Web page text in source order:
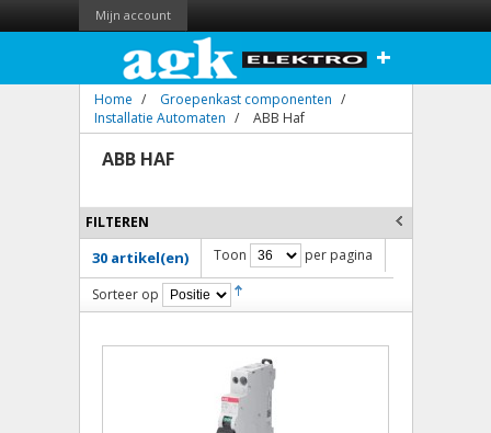
Mijn account
+
Home / Groepenkast componenten /
Installatie Automaten / ABB Haf
ABB HAF
FILTEREN
30 artikel(en) Toon per pagina
Sorteer op